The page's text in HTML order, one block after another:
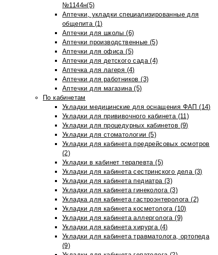
№1144н(5)
Аптечки, укладки специализированные для
общепита (1)
Аптечки для школы (6)
Аптечки производственные (5)
Аптечки для офиса (5)
Аптечки для детского сада (4)
Аптечка для лагеря (4)
Аптечки для работников (3)
Аптечки для магазина (5)
По кабинетам
Укладки медицинские для оснащения ФАП (14)
Укладки для прививочного кабинета (11)
Укладки для процедурных кабинетов (9)
Укладки для стоматологии (5)
Укладки для кабинета предрейсовых осмотров
(2)
Укладки в кабинет терапевта (5)
Укладки для кабинета сестринского дела (3)
Укладки для кабинета педиатра (3)
Укладки для кабинета гинеколога (3)
Укладка для кабинета гастроэнтеролога (2)
Укладки для кабинета косметолога (10)
Укладки для кабинета аллерголога (9)
Укладки для кабинета хирурга (4)
Укладки для кабинета травматолога, ортопеда
(9)